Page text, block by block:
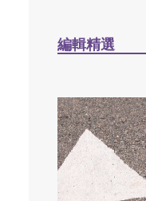
編輯精選